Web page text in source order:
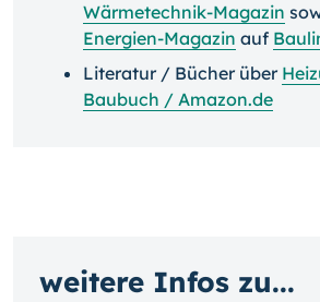
Wärmetechnik-Magazin
Energien-Magazin auf
Literatur / Bücher über
Baubuch / Amazon.de
weitere Infos zu...